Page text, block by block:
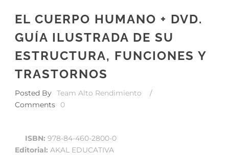
EL CUERPO HUMANO + DVD.
GUÍA ILUSTRADA DE SU
ESTRUCTURA, FUNCIONES Y
TRASTORNOS
Posted By Team Alto Rendimiento
/
Comments
0
ISBN: 978-84-460-2800-0
Editorial: AKAL EDUCATIVA